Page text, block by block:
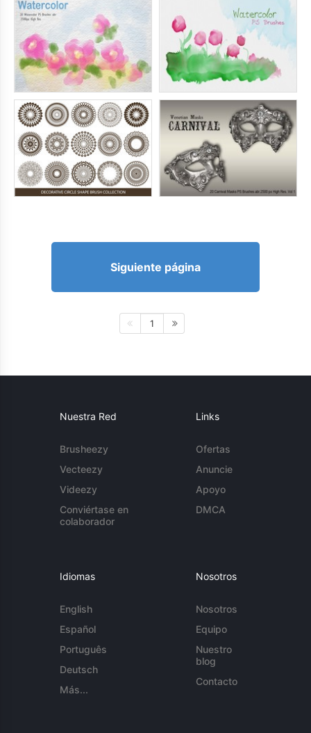
Siguiente página
1
Nuestra Red
Brusheezy
Vecteezy
Videezy
Conviértase en
colaborador
Links
Ofertas
Anuncie
Apoyo
DMCA
Idiomas
English
Español
Português
Deutsch
Más...
Nosotros
Nosotros
Equipo
Nuestro
blog
Contacto